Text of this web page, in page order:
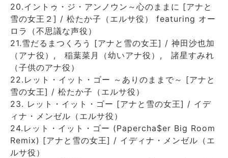
20.イントゥ・ジ・アンノウン～心のままに [アナと
雪の女王２] / 松たか子（エルサ役） featuring オー
ロラ（不思議な声役）
21.雪だるまつくろう [アナと雪の女王] / 神田沙也加
（アナ役）, 稲葉菜月（幼いアナ役）, 諸星すみれ
（子供のアナ役）
22.レット・イット・ゴー ～ありのままで～ [アナと
雪の女王] / 松たか子（エルサ役）
23. レット・イット・ゴー [アナと雪の女王] / イデ
ィナ・メンゼル（エルサ役）
24.レット・イット・ゴー (Papercha$er Big Room
Remix) [アナと雪の女王] / イディナ・メンゼル（エ
ルサ役）